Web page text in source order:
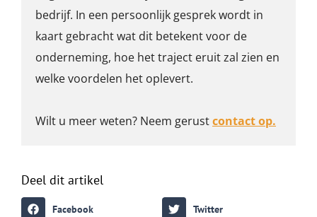
bedrijf. In een persoonlijk gesprek wordt in
kaart gebracht wat dit betekent voor de
onderneming, hoe het traject eruit zal zien en
welke voordelen het oplevert.
Wilt u meer weten? Neem gerustcontact op.
Deel dit artikel
Facebook Twitter